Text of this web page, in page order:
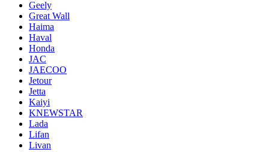
Geely
Great Wall
Haima
Haval
Honda
JAC
JAECOO
Jetour
Jetta
Kaiyi
KNEWSTAR
Lada
Lifan
Livan